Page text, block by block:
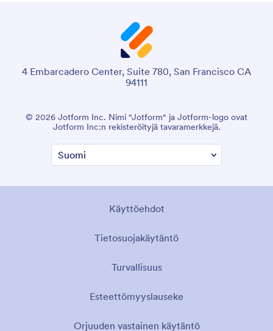
4 Embarcadero Center, Suite 780, San Francisco CA
94111
© 2026 Jotform Inc. Nimi "Jotform" ja Jotform-logo ovat
Jotform Inc:n rekisteröityjä tavaramerkkejä.
Käyttöehdot
Tietosuojakäytäntö
Turvallisuus
Esteettömyyslauseke
Orjuuden vastainen käytäntö